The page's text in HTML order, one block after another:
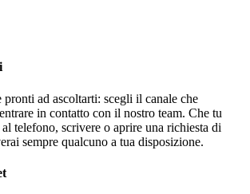
pronti ad ascoltarti: scegli il canale che
in contatto con il nostro team. Che tu
telefono, scrivere o aprire una richiesta di
sempre qualcuno a tua disposizione.